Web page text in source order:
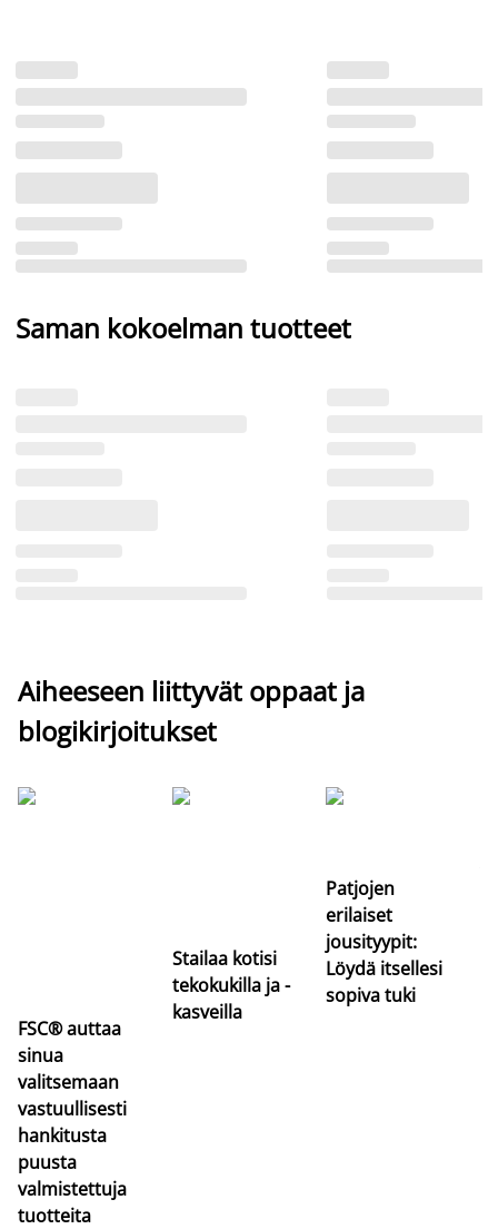
Saman kokoelman tuotteet
Aiheeseen liittyvät oppaat ja
blogikirjoitukset
FSC® auttaa
sinua
valitsemaan
vastuullisesti
hankitusta
puusta
valmistettuja
tuotteita
Stailaa kotisi
tekokukilla ja -
kasveilla
Patjojen
erilaiset
jousityypit:
Löydä itsellesi
sopiva tuki